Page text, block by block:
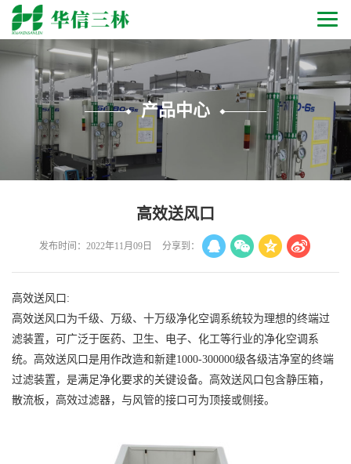
产品中心
高效送风口
发布时间：2022年11月09日 分享到：
高效送风口:
高效送风口为千级、万级、十万级净化空调系统较为理想的终端过
滤装置，可广泛于医药、卫生、电子、化工等行业的净化空调系
统。高效送风口是用作改造和新建1000-300000级各级洁净室的终端
过滤装置，是满足净化要求的关键设备。高效送风口包含静压箱，
散流板，高效过滤器，与风管的接口可为顶接或侧接。